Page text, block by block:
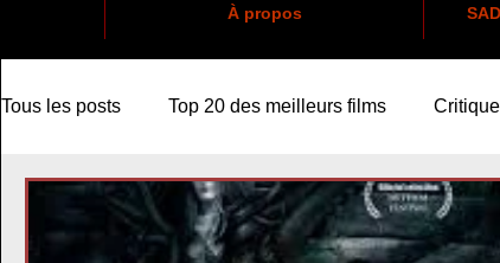
À propos
Tous les posts Top 20 des meilleurs films